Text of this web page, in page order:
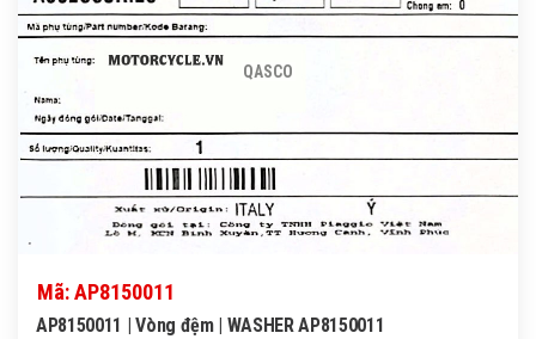
QASCO
Mã: AP8150011
AP8150011 | Vòng đệm | WASHER AP8150011